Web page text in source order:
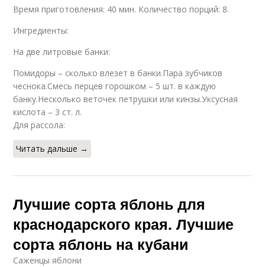
Время приготовления: 40 мин. Количество порций: 8.
Ингредиенты:
На две литровые банки:
Помидоры – сколько влезет в банки.Пара зубчиков
чеснока.Смесь перцев горошком – 5 шт. в каждую
банку.Несколько веточек петрушки или кинзы.Уксусная
кислота – 3 ст. л.
Для рассола:
Читать дальше →
Лучшие сорта яблонь для
краснодарского края. Лучшие
сорта яблонь на кубани
Саженцы яблони